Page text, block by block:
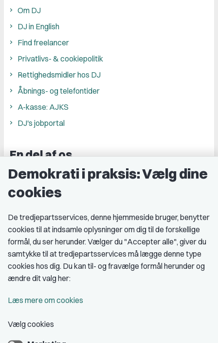
Om DJ
DJ in English
Find freelancer
Privatlivs- & cookiepolitik
Rettighedsmidler hos DJ
Åbnings- og telefontider
A-kasse: AJKS
DJ's jobportal
En del af os
Grupper og kredse
Studenterorganisationer
Medlemskab
Fordele som medlem
Kontingent
Demokrati i praksis: Vælg dine
cookies
De tredjepartsservices, denne hjemmeside bruger, benytter
cookies til at indsamle oplysninger om dig til de forskellige
formål, du ser herunder. Vælger du "Accepter alle", giver du
samtykke til at tredjepartsservices må lægge denne type
cookies hos dig. Du kan til- og fravælge formål herunder og
ændre dit valg her:
Læs mere om cookies
Vælg cookies